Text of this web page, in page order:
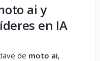
ai y
en IA
de moto ai,